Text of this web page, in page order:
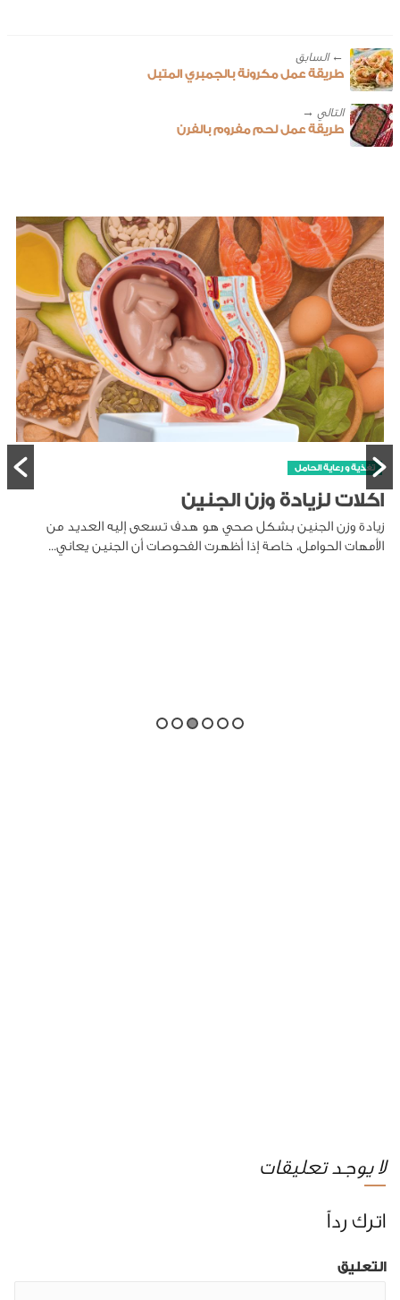
← ‎السابق
طريقة عمل مكرونة بالجمبري المتبل
طريقة عمل لحم مفروم بالفرن
و رعاية الحامل
لزيادة وزن الجنين
وزن الجنين بشكل صحي هو هدف تسعى إليه العديد من
الحوامل، خاصة إذا أظهرت الفحوصات أن الجنين يعاني...
الطفل
لا يوجد تعليقات
اترك رداً
التعليق